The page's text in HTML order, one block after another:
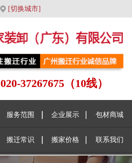
[切换城市]
020-37267675（10线）
服务范围 企业展示 包材商城
搬迁常识 搬家价格 联系我们